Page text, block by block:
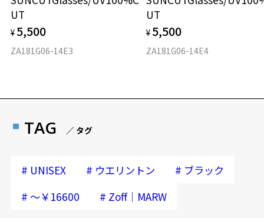
※本製品は磁石を使用しています。磁石部分が首から上に直接あたら
ないようご注意ください。
※カラーレンズの入ったプレートは磁石でメガネ本体に装着する構造
です。
レンズの材質：プラスチック
テンプルの材質：プラスチック(塗装)
紫外線透過率：0.1%以下 (紫外線カット率：99.9%以上)
UT
¥ 5,500
ZA181G06-14E3
UT
¥ 5,500
ZA181G06-14E4
TAG ／ タグ
# UNISEX # ウエリントン # ブラック
# ～￥16600 # Zoff｜MARW